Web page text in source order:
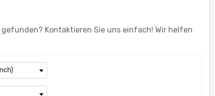
Kontaktieren Sie uns einfach! Wir helfen